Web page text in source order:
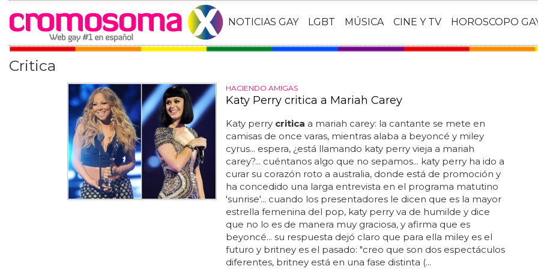
NOTICIAS GAY LGBT MÚSICA CINE Y TV HOROSCOPO
Critica
HACIENDO AMIGAS
Katy Perry critica a Mariah Carey
Katy perry critica a mariah carey: la cantante se mete en
camisas de once varas, mientras alaba a beyoncé y miley
cyrus... espera, ¿está llamando katy perry vieja a mariah
carey?... cuéntanos algo que no sepamos... katy perry ha ido a
curar su corazón roto a australia, donde está de promoción y
ha concedido una larga entrevista en el programa matutino
'sunrise'... cuando los presentadores le dicen que es la mayor
estrella femenina del pop, katy perry va de humilde y dice
que no lo es de manera muy graciosa, y afirma que es
beyoncé... su respuesta dejó claro que para ella miley es el
futuro y britney es el pasado: "creo que son dos espectáculos
diferentes, britney está en una fase distinta (...